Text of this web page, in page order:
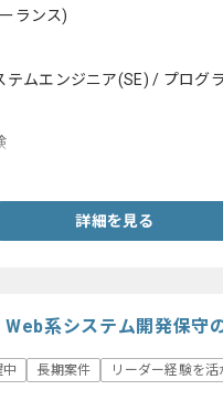
ランス)
ムエンジニア(SE) / プログ
詳細を見る
系システム開発保守
長期案件 リーダー経験を活